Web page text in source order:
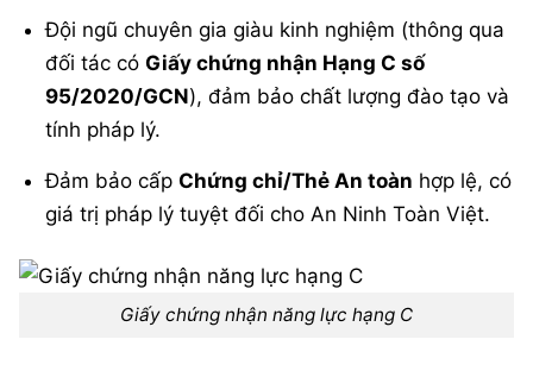
Đội ngũ chuyên gia giàu kinh nghiệm (thông qua
đối tác cóGiấy chứng nhận Hạng C số
95/2020/GCN), đảm bảo chất lượng đào tạo và
tính pháp lý.
Đảm bảo cấpChứng chỉ/Thẻ An toàn hợp lệ, có
giá trị pháp lý tuyệt đối cho An Ninh Toàn Việt.
Giấy chứng nhận năng lực hạng C